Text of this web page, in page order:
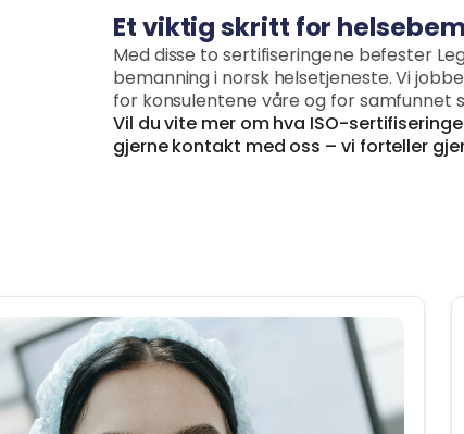
Et viktig skritt for
Med disse to sertifiseringene befester
bemanning i norsk helsetjeneste. Vi
for konsulentene våre og for samfunnet
Vil du vite mer om hva ISO-
gjerne kontakt med oss – vi forteller